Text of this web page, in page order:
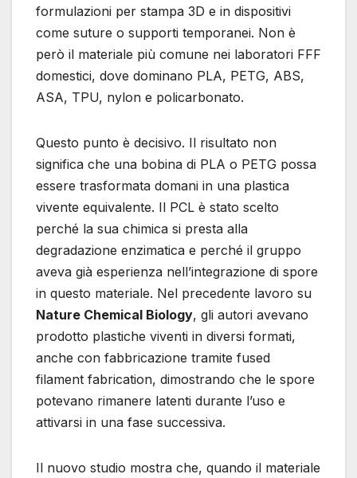
formulazioni per stampa 3D e in dispositivi
come suture o supporti temporanei. Non è
però il materiale più comune nei laboratori FFF
domestici, dove dominano PLA, PETG, ABS,
ASA, TPU, nylon e policarbonato.
Questo punto è decisivo. Il risultato non
significa che una bobina di PLA o PETG possa
essere trasformata domani in una plastica
vivente equivalente. Il PCL è stato scelto
perché la sua chimica si presta alla
degradazione enzimatica e perché il gruppo
aveva già esperienza nell’integrazione di spore
in questo materiale. Nel precedente lavoro su
Nature Chemical Biology, gli autori avevano
prodotto plastiche viventi in diversi formati,
anche con fabbricazione tramite fused
filament fabrication, dimostrando che le spore
potevano rimanere latenti durante l’uso e
attivarsi in una fase successiva.
Il nuovo studio mostra che, quando il materiale